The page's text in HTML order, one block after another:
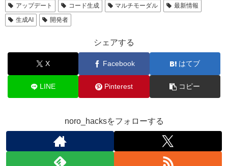
アップデート
コード生成 マルチモーダル
最新情報
生成AI
開発者
シェアする
X Facebook はてブ
LINE Pinterest コピー
noro_hacksをフォローする